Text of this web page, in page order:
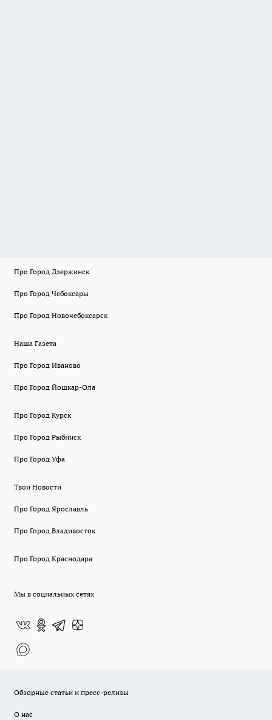
Про Город Дзержинск
Про Город Чебоксары
Про Город Новочебоксарск
Наша Газета
Про Город Иваново
Про Город Йошкар-Ола
Про Город Курск
Про Город Рыбинск
Про Город Уфа
Твои Новости
Про Город Ярославль
Про Город Владивосток
Про Город Краснодара
Мы в социальных сетях
Обзорные статьи и пресс-релизы
О нас